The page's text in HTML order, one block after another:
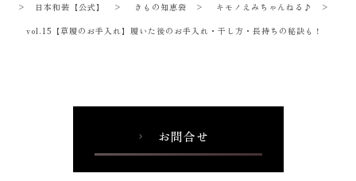
> 日本和装【公式】 > きもの知恵袋 > キモノえみちゃんねる♪
>
vol.15【草履のお手入れ】履いた後のお手入れ・干し方・長持ちの秘訣も！
chevron_right お問合せ